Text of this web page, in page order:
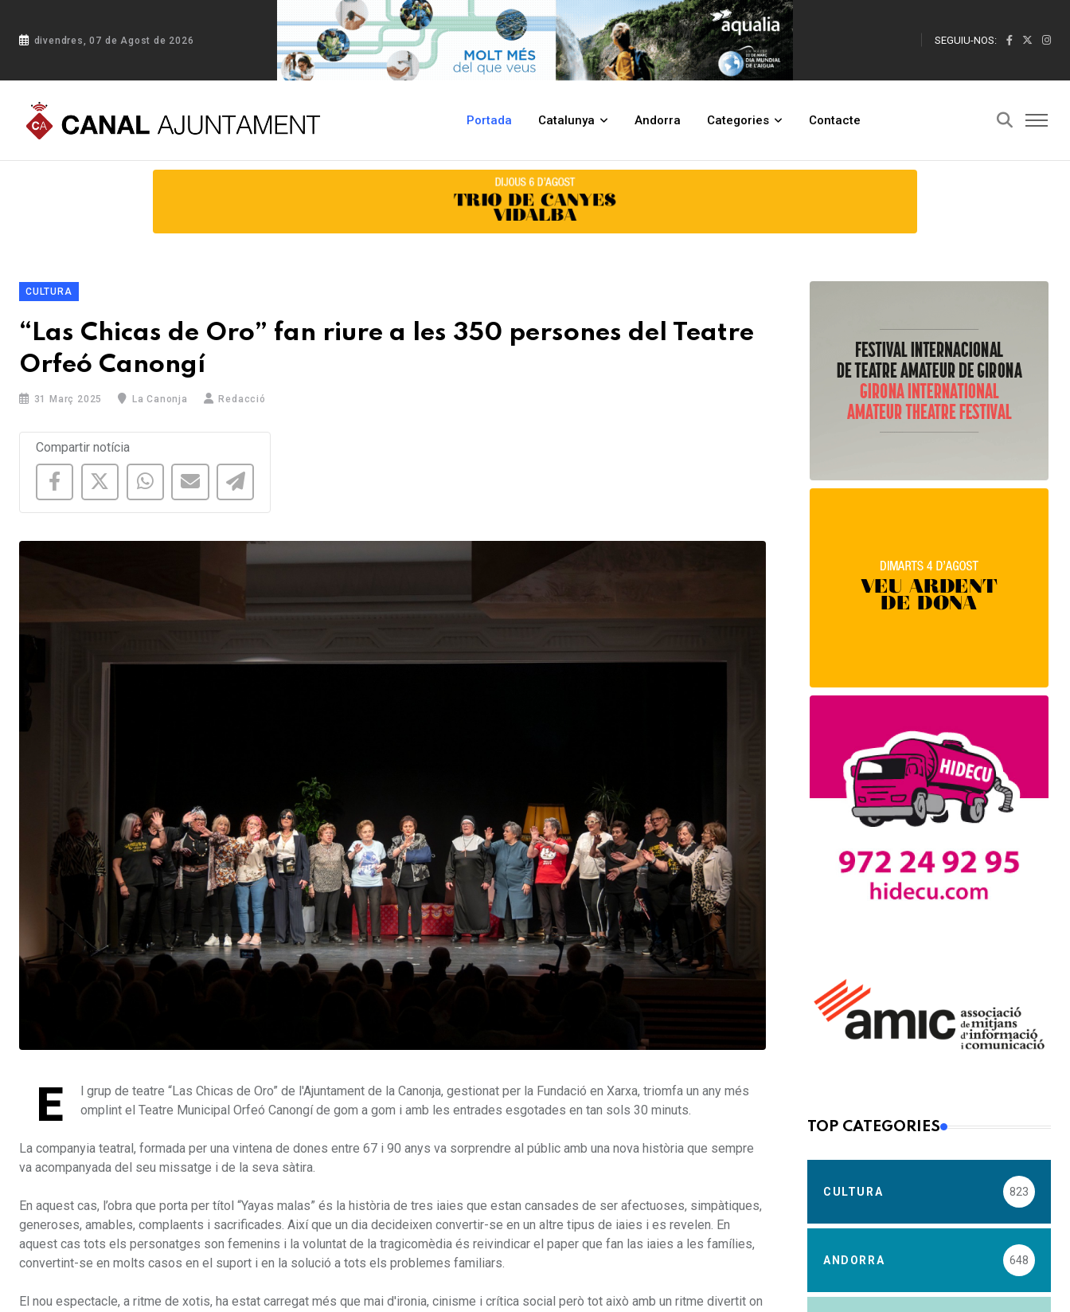
divendres, 07 de Agost de 2026 SEGUIU-NOS:
Portada Catalunya Andorra Categories Contacte
Portada Blog “Las Chicas de Oro” fan riure a les 350 persones del Teatre Orfeó Canongí
CULTURA
“Las Chicas de Oro” fan riure a les 350 persones del Teatre
Orfeó Canongí
31 Març 2025 La Canonja Redacció
Compartir notícia
E
l grup de teatre “Las Chicas de Oro” de l'Ajuntament de la Canonja, gestionat per la Fundació en Xarxa, triomfa un any més
omplint el Teatre Municipal Orfeó Canongí de gom a gom i amb les entrades esgotades en tan sols 30 minuts.
La companyia teatral, formada per una vintena de dones entre 67 i 90 anys va sorprendre al públic amb una nova història que sempre
va acompanyada del seu missatge i de la seva sàtira.
En aquest cas, l’obra que porta per títol “Yayas malas” és la història de tres iaies que estan cansades de ser afectuoses, simpàtiques,
generoses, amables, complaents i sacrificades. Així que un dia decideixen convertir-se en un altre tipus de iaies i es revelen. En
aquest cas tots els personatges son femenins i la voluntat de la tragicomèdia és reivindicar el paper que fan las iaies a les famílies,
convertint-se en molts casos en el suport i en la solució a tots els problemes familiars.
El nou espectacle, a ritme de xotis, ha estat carregat més que mai d'ironia, cinisme i crítica social però tot això amb un ritme divertit on
TOP CATEGORIES
CULTURA 823
ANDORRA 648